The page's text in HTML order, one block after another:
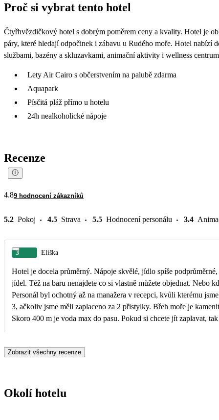
17 490
Proč si vybrat tento hotel
Čtyřhvězdičkový hotel s dobrým poměrem ceny a kvality. Hotel je
páry, které hledají odpočinek i zábavu u Rudého moře. Hotel nabízí
službami, bazény a skluzavkami, animační aktivity i wellness
Lety Air Cairo s občerstvením na palubě zdarma
Aquapark
Písčitá pláž přímo u hotelu
24h nealkoholické nápoje
Recenze
4.89 hodnocení zákazníků
5.2 Pokoj 4.5 Strava 5.5 Hodnocení personálu 3.4
3 Eliška
Hotel je docela průměrný. Nápoje skvělé, jídlo spíše
jídel. Též na baru nenajdete co si vlastně můžete objednat. Nebo
Personál byl ochotný až na manažera v recepci, kvůli kterému
3, ačkoliv jsme měli zaplaceno za 2 přistylky. Břeh moře je
Skoro 400 m je voda max do pasu. Pokud si chcete jít zaplavat,
Zobrazit všechny recenze
Okolí hotelu